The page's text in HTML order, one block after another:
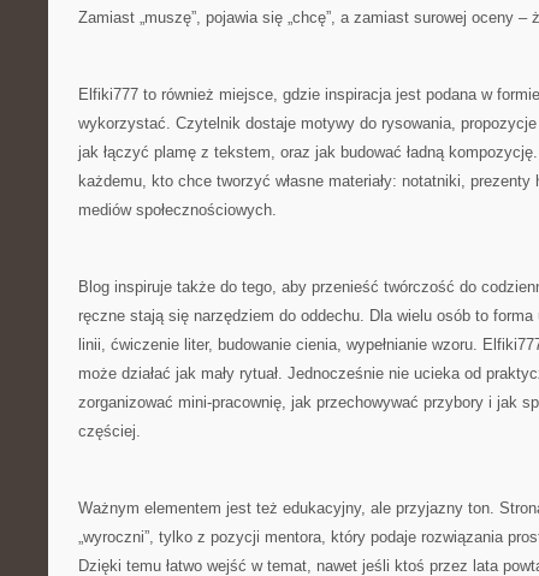
Zamiast „muszę”, pojawia się „chcę”, a zamiast surowej oceny –
Elfiki777 to również miejsce, gdzie inspiracja jest podana w
wykorzystać. Czytelnik dostaje motywy do rysowania,
jak łączyć plamę z tekstem, oraz jak budować ładną
każdemu, kto chce tworzyć własne materiały: notatniki,
mediów społecznościowych.
Blog inspiruje także do tego, aby przenieść twórczość do
ręczne stają się narzędziem do oddechu. Dla wielu osób to
linii, ćwiczenie liter, budowanie cienia, wypełnianie wzoru.
może działać jak mały rytuał. Jednocześnie nie ucieka od
zorganizować mini-pracownię, jak przechowywać przybory i jak
częściej.
Ważnym elementem jest też edukacyjny, ale przyjazny ton.
„wyroczni”, tylko z pozycji mentora, który podaje rozwiązania
Dzięki temu łatwo wejść w temat, nawet jeśli ktoś przez lata